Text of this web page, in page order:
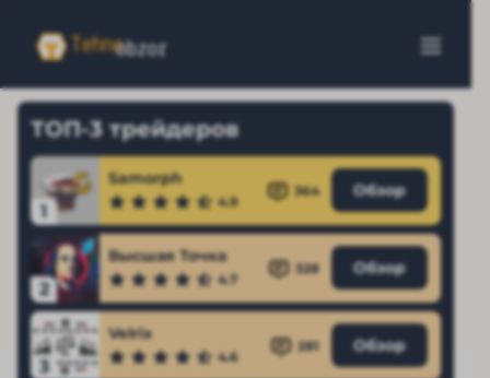
ТОП-3 трейдеров
1
Samorph
4.9
364 Обзор
2
Высшая Точка
4.7
328 Обзор
3
Velrix
4.6
281 Обзор